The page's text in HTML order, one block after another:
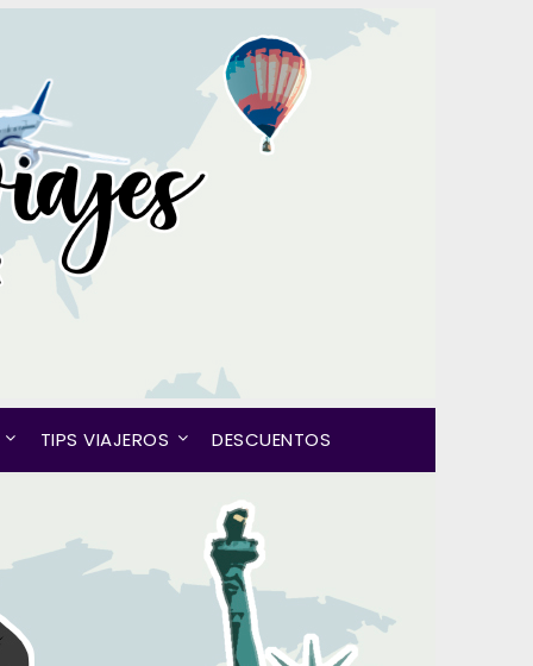
TIPS VIAJEROS DESCUENTOS